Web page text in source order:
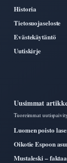
Historia
Tietosuojaseloste
Evästekäytäntö
Uutiskirje
Uusimmat
Tuoreimmat
Luomen poisto
Oikotie Espoon
Mustaleski –